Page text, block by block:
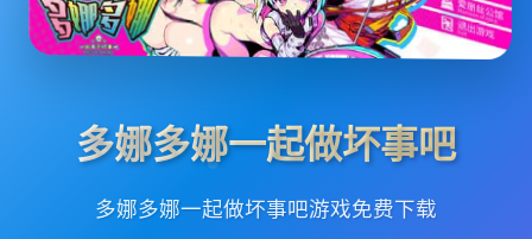
多娜多娜一起做坏事吧
多娜多娜一起做坏事吧游戏免费下载